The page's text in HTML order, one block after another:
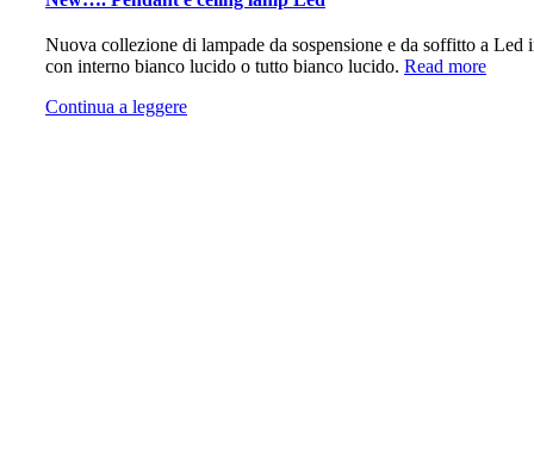
Nuova collezione di lampade da sospensione e da soffitto a
con interno bianco lucido o tutto bianco lucido. Read more
Continua a leggere